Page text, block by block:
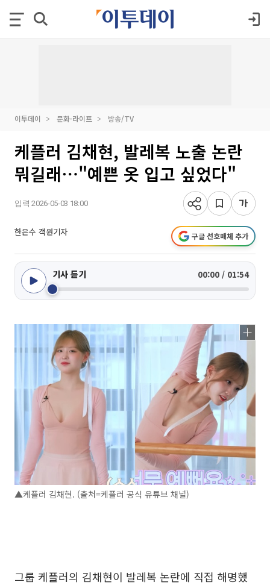
이투데이 문화·라이프 방송/TV
케플러 김채현, 발레복 노출 논란
뭐길래⋯"예쁜 옷 입고 싶었다"
입력 2026-05-03 18:00
한은수 객원기자 구글 선호매체 추가
기사 듣기 00:00 / 01:54
▲케플러 김채현. (출처=케플러 공식 유튜브 채널)
그룹 케플러의 김채현이 발레복 논란에 직접 해명했